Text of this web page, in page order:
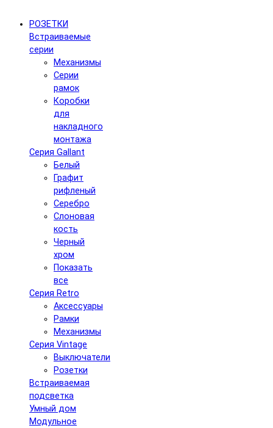
РОЗЕТКИ
Встраиваемые
серии
Механизмы
Серии
рамок
Коробки
для
накладного
монтажа
Серия Gallant
Белый
Графит
рифленый
Серебро
Слоновая
кость
Черный
хром
Показать
все
Серия Retro
Аксессуары
Рамки
Механизмы
Серия Vintage
Выключатели
Розетки
Встраиваемая
подсветка
Умный дом
Модульное